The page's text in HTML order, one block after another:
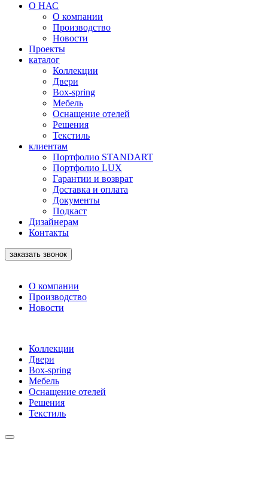
О НАС
О компании
Производство
Новости
Проекты
каталог
Коллекции
Двери
Box-spring
Мебель
Оснащение отелей
Решения
Текстиль
клиентам
Портфолио STANDART
Портфолио LUX
Гарантии и возврат
Доставка и оплата
Документы
Подкаст
Дизайнерам
Контакты
заказать звонок
О компании
Производство
Новости
Коллекции
Двери
Box-spring
Мебель
Оснащение отелей
Решения
Текстиль